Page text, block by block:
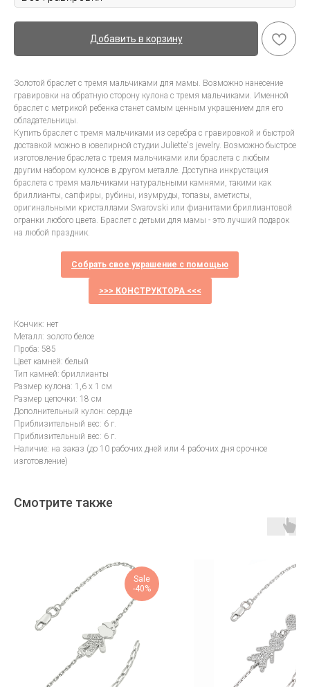
Добавить в корзину
Золотой браслет с тремя мальчиками для мамы. Возможно нанесение
гравировки на обратную сторону кулона с тремя мальчиками. Именной
браслет с метрикой ребенка станет самым ценным украшением для его
обладательницы.
Купить браслет с тремя мальчиками из серебра с гравировкой и быстрой
доставкой можно в ювелирной студии Juliette's jewelry. Возможно быстрое
изготовление браслета с тремя мальчиками или браслета с любым
другим набором кулонов в другом металле. Доступна инкрустация
браслета с тремя мальчиками натуральными камнями, такими как
бриллианты, сапфиры, рубины, изумруды, топазы, аметисты,
оригинальными кристаллами Swarovski или фианитами бриллиантовой
огранки любого цвета. Браслет с детьми для мамы - это лучший подарок
на любой праздник.
Собрать свое украшение с помощью
>>> КОНСТРУКТОРА <<<
Кончик: нет
Металл: золото белое
Проба: 585
Цвет камней: белый
Тип камней: бриллианты
Размер кулона: 1,6 х 1 см
Размер цепочки: 18 см
Дополнительный кулон: сердце
Приблизительный вес: 6 г.
Приблизительный вес: 6 г.
Наличие: на заказ (до 10 рабочих дней или 4 рабочих дня срочное
изготовление)
Смотрите также
Sale
-40%